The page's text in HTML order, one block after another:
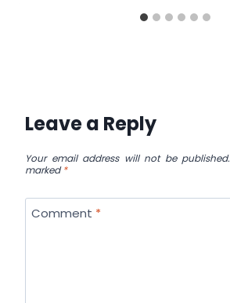
Leave a Reply
Your email address will not be published.
marked*
Comment *